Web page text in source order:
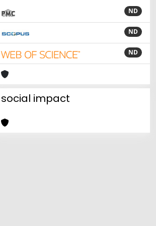
ND
ND
ND
social impact